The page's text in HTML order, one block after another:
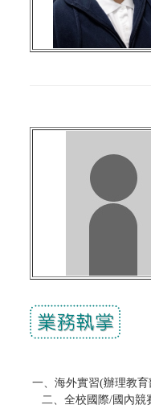
一、海外實習(辦理教
二、全校國際/國內競